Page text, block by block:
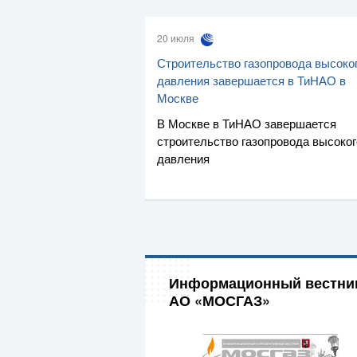
20 июля
Строительство газопровода
давления завершается в ТиНАО в
Москве
В Москве в ТиНАО завершается
строительство газопровода
давления
Информационный
АО «МОСГАЗ»